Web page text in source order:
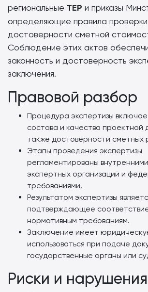
региональные ТЕР и приказы
определяющие правила проверки
достоверности сметной
Соблюдение этих актов
законность и достоверность
заключения.
Правовой разбор
Процедура экспертизы
состава и качества проектной
также достоверности сметных
Этапы проведения экспертизы
регламентированы
экспертных организаций и
требованиями.
Результатом экспертизы
подтверждающее
нормативным требованиям.
Заключение имеет
использоваться при подаче
государственные органы или
Риски и нарушения